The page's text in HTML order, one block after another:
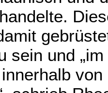
sein und
von